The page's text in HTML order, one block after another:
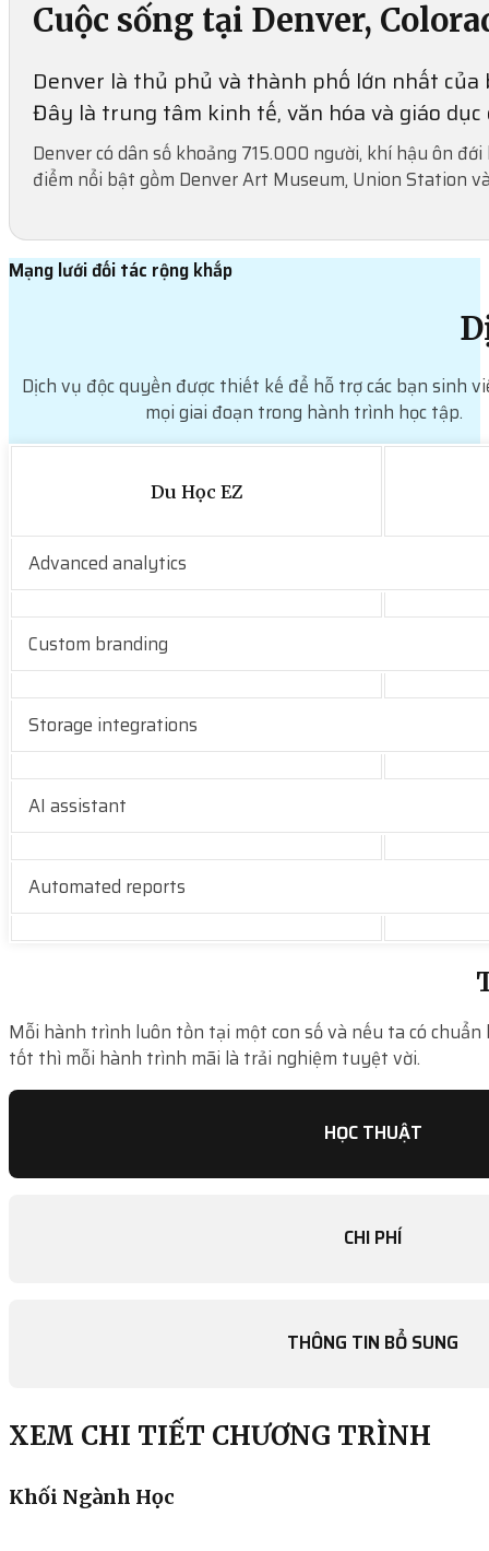
Cuộc sống tại Denver,
Denver là thủ phủ và thành phố lớn nhất của
Đây là trung tâm kinh tế, văn hóa và giáo
Denver có dân số khoảng 715.000 người, khí hậu ôn
điểm nổi bật gồm Denver Art Museum, Union Station
Mạng lưới đối tác rộng khắp
Dịch vụ độc quyền được thiết kế để hỗ trợ các bạn sinh
mọi giai đoạn trong hành trình học tập.
Du Học EZ
Advanced analytics
Custom branding
Storage integrations
AI assistant
Automated reports
Mỗi hành trình luôn tồn tại một con số và nếu ta có chuẩn
tốt thì mỗi hành trình mãi là trải nghiệm tuyệt vời.
HỌC THUẬT
CHI PHÍ
THÔNG TIN BỔ SUNG
XEM CHI TIẾT CHƯƠNG TRÌNH
Khối Ngành Học